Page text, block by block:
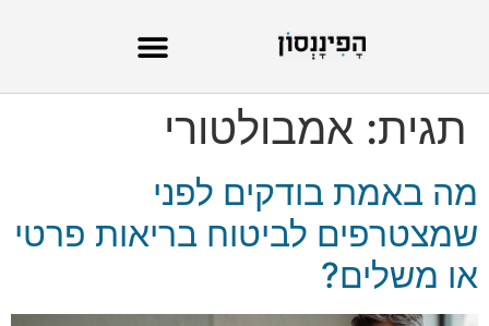
תגית: אמבולטורי
מה באמת בודקים לפני
שמצטרפים לביטוח בריאות פרטי
או משלים?